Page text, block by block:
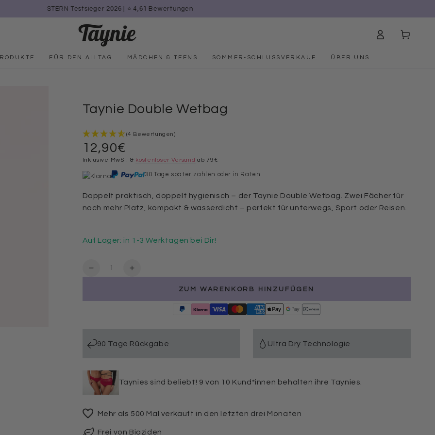
STERN Testsieger 2026 | ⭐️ 4,61 Bewertungen
FÜR DEN ALLTAG MÄDCHEN & TEENS SOMMER-SCHLUSSVERKAUF ÜBER UNS
EinloggenWarenkorb
Taynie Double Wetbag
(4 Bewertungen)
Regulärer
12,90€
Inklusive MwSt. & kostenloser Versand ab 79€
30 Tage später zahlen oder in Raten
Doppelt praktisch, doppelt hygienisch – der Taynie Double Wetbag. Zwei Fächer für
noch mehr Platz, kompakt & wasserdicht – perfekt für unterwegs, Sport oder Reisen.
Auf Lager: in 1-3 Werktagen bei Dir!
Verringere
für
Erhöhe
für
ZUM WARENKORB HINZUFÜGEN
90 Tage Rückgabe Ultra Dry Technologie
Taynies sind beliebt! 9 von 10 Kund*innen behalten ihre Taynies.
Mehr als 500 Mal verkauft in den letzten drei Monaten
Frei von Bioziden